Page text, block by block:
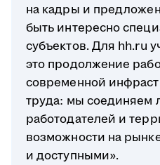
на кадры и
быть интересно
субъектов. Для hh.ru
это продолжение
современной
труда: мы соединяем
работодателей и
возможности на
и доступными».